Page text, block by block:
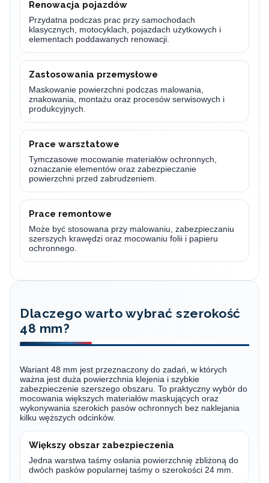
Renowacja pojazdów
Przydatna podczas prac przy samochodach
klasycznych, motocyklach, pojazdach użytkowych i
elementach poddawanych renowacji.
Zastosowania przemysłowe
Maskowanie powierzchni podczas malowania,
znakowania, montażu oraz procesów serwisowych i
produkcyjnych.
Prace warsztatowe
Tymczasowe mocowanie materiałów ochronnych,
oznaczanie elementów oraz zabezpieczanie
powierzchni przed zabrudzeniem.
Prace remontowe
Może być stosowana przy malowaniu, zabezpieczaniu
szerszych krawędzi oraz mocowaniu folii i papieru
ochronnego.
Dlaczego warto wybrać szerokość
48 mm?
Wariant 48 mm jest przeznaczony do zadań, w których
ważna jest duża powierzchnia klejenia i szybkie
zabezpieczenie szerszego obszaru. To praktyczny wybór do
mocowania większych materiałów maskujących oraz
wykonywania szerokich pasów ochronnych bez naklejania
kilku węższych odcinków.
Większy obszar zabezpieczenia
Jedna warstwa taśmy osłania powierzchnię zbliżoną do
dwóch pasków popularnej taśmy o szerokości 24 mm.